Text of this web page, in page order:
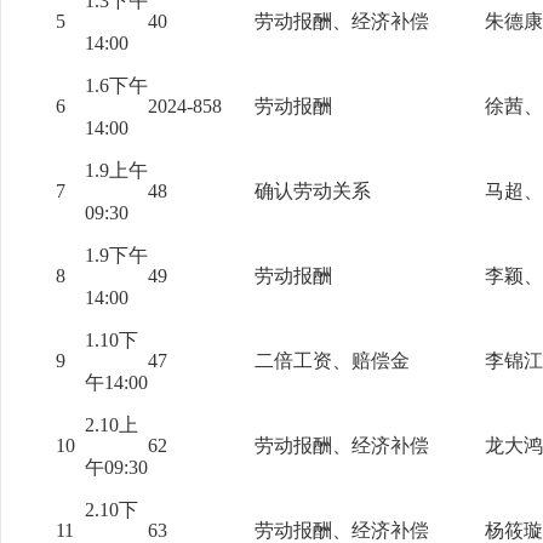
5
14:00
40 劳动报酬、经济补偿 朱德
6
1.6下午
14:00
2024-858 劳动报酬 徐茜
7
1.9上午
09:30
48 确认劳动关系 马超
8
1.9下午
14:00
49 劳动报酬 李颖
9
1.10下
午14:00
47 二倍工资、赔偿金 李锦
10
2.10上
午09:30
62 劳动报酬、经济补偿 龙大
11
2.10下
63 劳动报酬、经济补偿 杨筱